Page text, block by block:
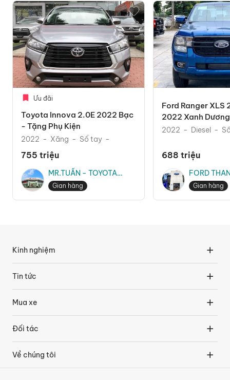
Ưu đãi
Toyota Innova 2.0E 2022 Bạc
- Tặng Phụ Kiện
2022 Xăng Số tay
755 triệu
MR.TUẤN - TOYOTA
THĂNG LONG
Gian hàng
Ford Ranger XLS
2022 Xanh
Mãi Phụ Kiện
2022 Diesel
688 triệu
FORD
MR.TRUNG
Gian hàng
Kinh nghiệm
Tin tức
Mua xe
Đối tác
Về chúng tôi